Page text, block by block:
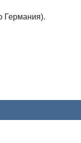
Германия).